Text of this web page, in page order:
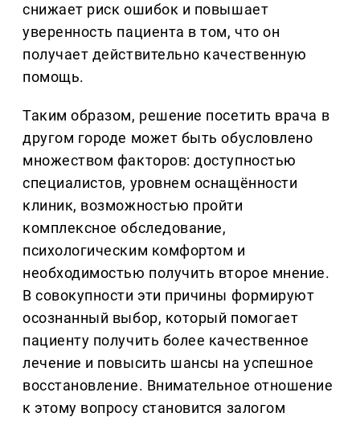
снижает риск ошибок и повышает
уверенность пациента в том, что он
получает действительно качественную
помощь.
Таким образом, решение посетить врача в
другом городе может быть обусловлено
множеством факторов: доступностью
специалистов, уровнем оснащённости
клиник, возможностью пройти
комплексное обследование,
психологическим комфортом и
необходимостью получить второе мнение.
В совокупности эти причины формируют
осознанный выбор, который помогает
пациенту получить более качественное
лечение и повысить шансы на успешное
восстановление. Внимательное отношение
к этому вопросу становится залогом